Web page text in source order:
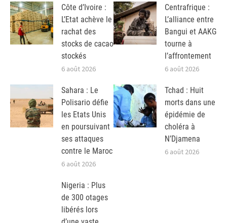
Côte d’Ivoire :
L’Etat achève le
rachat des
stocks de cacao
stockés
6 août 2026
Centrafrique :
L’alliance entre
Bangui et AAKG
tourne à
l’affrontement
6 août 2026
Sahara : Le
Polisario défie
les Etats Unis
en poursuivant
ses attaques
contre le Maroc
6 août 2026
Tchad : Huit
morts dans une
épidémie de
choléra à
N’Djamena
6 août 2026
Nigeria : Plus
de 300 otages
libérés lors